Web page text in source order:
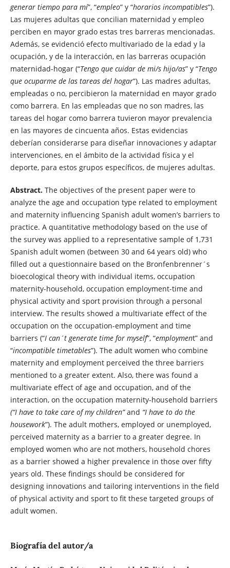
generar tiempo para mí”, “empleo” y “horarios incompatibles”).
Las mujeres adultas que concilian maternidad y empleo
perciben en mayor grado estas tres barreras mencionadas.
Además, se evidenció efecto multivariado de la edad y la
ocupación, y de la interacción, en las barreras ocupación
maternidad-hogar (“Tengo que cuidar de mi/s hijo/as” y “Tengo
que ocuparme de las tareas del hogar”). Las madres adultas,
empleadas o no, percibieron la maternidad en mayor grado
como barrera. En las empleadas que no son madres, las
tareas del hogar como barrera tuvieron mayor prevalencia
en las mayores de cincuenta años. Estas evidencias
deberían considerarse para diseñar innovaciones y adaptar
intervenciones, en el ámbito de la actividad física y el
deporte, para estos grupos específicos, de mujeres adultas.
Abstract. The objectives of the present paper were to
analyze the age and occupation type related to employment
and maternity influencing Spanish adult women’s barriers to
practice. A quantitative methodology based on the use of
the survey was applied to a representative sample of 1,731
Spanish adult women (between 30 and 64 years old) who
filled out a questionnaire based on the Bronfenbrenner´s
bioecological theory with individual items, occupation
maternity-household, occupation employment-time and
physical activity and sport provision through a personal
interview. The results showed a multivariate effect of the
occupation on the occupation-employment and time
barriers (“I can´t generate time for myself”, “employment” and
“incompatible timetables”). The adult women who combine
maternity and employment perceived the three barriers
mentioned to a greater extent. Also, there was found a
multivariate effect of age and occupation, and of the
interaction, on the occupation maternity-household barriers
(“I have to take care of my children”and “I have to do the
housework”). The adult mothers, employed or unemployed,
perceived maternity as a barrier to a greater degree. In
employed women who are not mothers, household chores
as a barrier showed a higher prevalence in those over fifty
years old. These findings should be considered for
designing innovations and tailoring interventions in the field
of physical activity and sport to fit these targeted groups of
adult women.
Biografía del autor/a